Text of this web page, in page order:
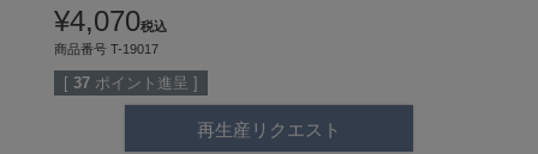
¥4,070税込
商品番号 T-19017
[ 37 ポイント進呈 ]
再生産リクエスト